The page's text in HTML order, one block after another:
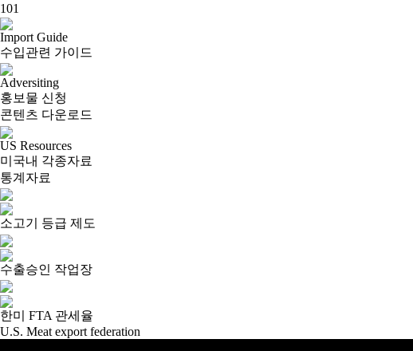
101
Import Guide
수입관련 가이드
Adversiting
홍보물 신청
콘텐츠 다운로드
US Resources
미국내 각종자료
통계자료
소고기 등급 제도
수출승인 작업장
한미 FTA 관세율
U.S. Meat export federation